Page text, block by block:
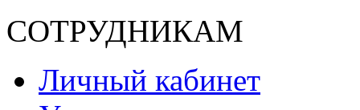
СОТРУДНИКАМ
Личный кабинет